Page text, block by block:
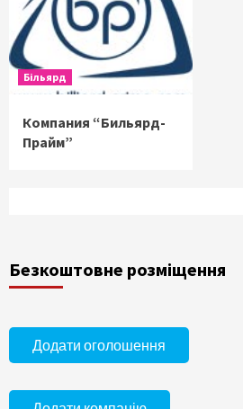
Більярд
Компания “Бильярд-
Прайм”
Безкоштовне розміщення
Додати оголошення